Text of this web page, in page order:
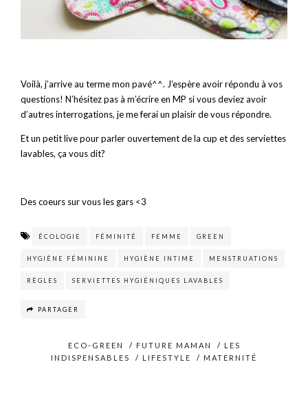
Voilà, j’arrive au terme mon pavé^^. J’espère avoir répondu à vos
questions! N’hésitez pas à m’écrire en MP si vous deviez avoir
d’autres interrogations, je me ferai un plaisir de vous répondre.
Et un petit live pour parler ouvertement de la cup et des serviettes
lavables, ça vous dit?
Des coeurs sur vous les gars <3
ÉCOLOGIE FÉMINITÉ FEMME GREEN
HYGIÈNE FÉMININE HYGIÈNE INTIME MENSTRUATIONS
RÈGLES SERVIETTES HYGIÉNIQUES LAVABLES
PARTAGER
ECO-GREEN / FUTURE MAMAN / LES
INDISPENSABLES
/ LIFESTYLE / MATERNITÉ